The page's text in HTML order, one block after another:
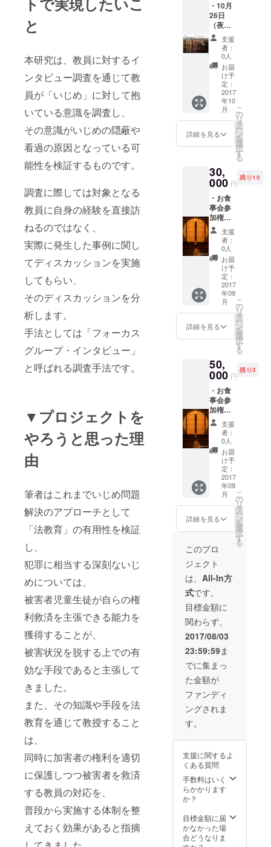
と
本研究は、教員に対するイ
ンタビュー調査を通じて教
員が「いじめ」に対して抱
いている意識を調査し、
その意識がいじめの隠蔽や
看過の原因となっている可
能性を検証するものです。
調査に際しては対象となる
教員に自身の経験を直接訪
ねるのではなく、
実際に発生した事例に関し
てディスカッションを実施
してもらい、
そのディスカッションを分
析します。
手法としては「フォーカス
グループ・インタビュー」
と呼ばれる調査手法です。
▼プロジェクトを
やろうと思った理
由
筆者はこれまでいじめ問題
解決のアプローチとして
「法教育」の有用性を検証
し、
犯罪に相当する深刻ないじ
めについては、
被害者児童生徒が自らの権
利救済を主張できる能力を
獲得することが、
被害状況を脱する上での有
効な手段であると主張して
きました。
また、その知識や手段を法
教育を通じて教授すること
は、
同時に加害者の権利を適切
に保護しつつ被害者を救済
する教員の対応を、
普段から実施する体制を整
えておく効果があると指摘
所所員
法と教育学
会正会員、
日本学生法
教育連合会
▼音楽活動
経歴
高校生時よ
り10年の男
リアを積
各種コン
クールで受
賞経験があ
るほか、国
内外のTV出
アーティス
トとの共
演、新作初
演参加等の
経験を積
声楽を井上
雅人、宇都
宮直高に師
2016年4月劇
団四季
「ノートル
ダムの鐘」
オーディ
ションに合
格。
同作にクワ
イヤキャス
トとして出
演。
・10月
26日
（夜）
開催の
リサイ
タルに
ご招待
（画像
は前回
開催の
デュオ
リサイ
タルの
もので
す） ・
カード
（山崎
が撮影
した写
真を用
いたポ
スト
カード
です）
・調査
報告会
出席権
支援
者：
0人
お届
け予
定：
2017
年10
月
詳細を見る
こ
の
リ
タ
ー
ン
を
選
択
す
る
30,
000 円
残り10
・お食
事会参
加権
（グ
ルー
プ） →
会場は
東京・
京都・
大阪近
郊とさ
せてい
ただき
ます。
会場と
うえで
決定し
ます。
内容に
ついて
も相談
可で
す。費
用はご
自身で
ご負担
下さ
い。 ・
10月26
（夜）
開催の
ご招待
セージ
カード
（山崎
が撮影
した写
真を用
いたポ
スト
です）
・調査
報告会
出席権
支援
者：
0人
お届
け予
定：
2017
年09
月
詳細を見る
こ
の
リ
タ
ー
ン
を
選
択
す
る
50,
000 円
残り3
・お食
事会参
加権
（個
別） →
会場は
東京・
京都・
大阪近
郊とさ
せてい
ただき
ます。
会場と
日程は
うえで
決定し
ます。
内容に
ついて
も相談
可で
す。費
用はご
自身で
ご負担
下さ
い。 ・
10月26
日
（夜）
開催の
リサイ
・メッ
カード
（山崎
が撮影
した写
スト
カード
です）
支援
者：
0人
お届
け予
定：
2017
年09
月
詳細を見る
こ
の
リ
タ
ー
ン
を
選
択
す
る
このプロ
ジェクト
は、 All-In方
式です。
目標金額に
関わらず、
2017/08/03
23:59:59ま
でに集まっ
た金額が
ファンディ
ングされま
す。
支援に関するよ
くある質問
手数料はいく
らかかります
か？
目標金額に届
かなかった場
合どうなりま